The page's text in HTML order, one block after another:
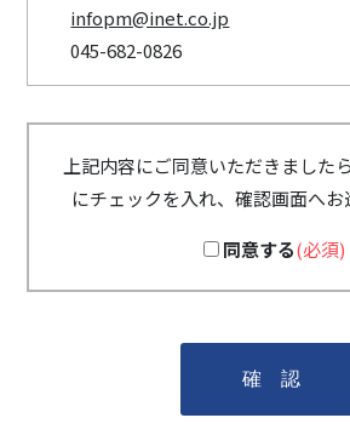
infopm@inet.co.jp
045-682-0826
上記内容にご同意いただきました
にチェックを入れ、確認画面へお
同意する(必須)
確 認